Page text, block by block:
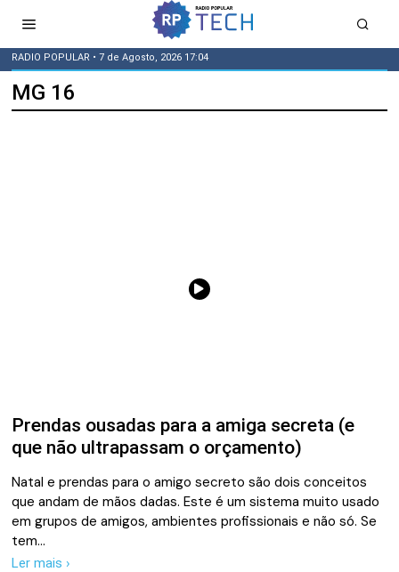
RADIO POPULAR • 7 de Agosto, 2026 17:04
MG 16
Prendas ousadas para a amiga secreta (e
que não ultrapassam o orçamento)
Natal e prendas para o amigo secreto são dois conceitos
que andam de mãos dadas. Este é um sistema muito usado
em grupos de amigos, ambientes profissionais e não só. Se
tem…
Ler mais ›